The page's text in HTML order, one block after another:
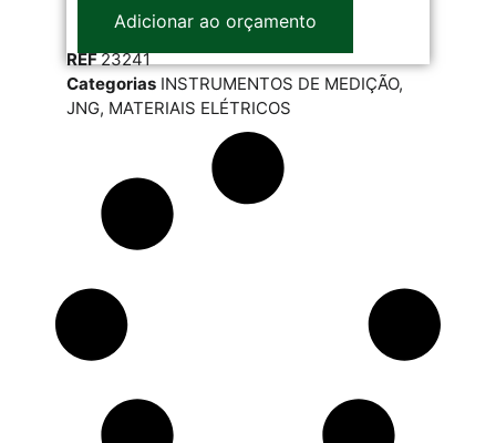
Adicionar ao orçamento
REF23241
Categorias INSTRUMENTOS DE MEDIÇÃO,
JNG, MATERIAIS ELÉTRICOS